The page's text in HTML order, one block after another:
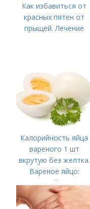
Как избавиться от
красных пятен от
прыщей. Лечение
Калорийность яйца
вареного 1 шт
вкрутую без желтка.
Вареное яйцо:
калорийность